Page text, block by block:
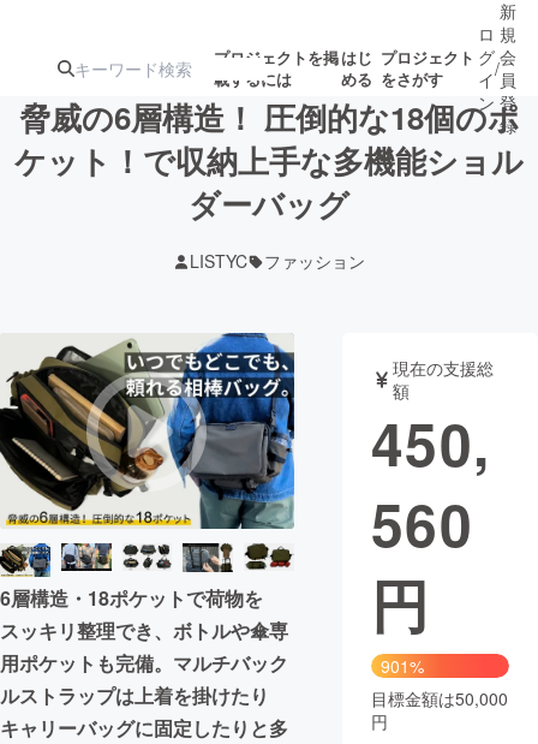
プロジェクトを掲
載するには
はじ
める
プロジェクト
をさがす
注目の新着プロ募集終了が近いプ
テクノロジー・ガジェット
映像・映画 書籍・雑誌
ビジネス・起業 チャレンジ
まちづくり・地域活性化
CAMPFIRE for Social Good
CAMPFIRE Creation
CAMPFIREふるさと納税
コミュニティ
ロ
グ
イ
ン
/
新
規
会
員
登
録
脅威の6層構造！ 圧倒的な18個のポ
ケット！で収納上手な多機能ショル
ダーバッグ
LISTYC ファッション
6層構造・18ポケットで荷物を
スッキリ整理でき、ボトルや傘専
用ポケットも完備。マルチバック
ルストラップは上着を掛けたり
キャリーバッグに固定したりと多
現在の支援総
額
450,
560
円
901%
目標金額は50,000
円